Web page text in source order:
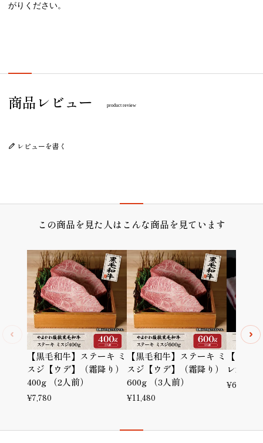
がりください。
商品レビュー product review
レビューを書く
この商品を見た人はこんな商品を見ています
【黒毛和牛】ステーキ ミ
スジ【ウデ】（霜降り）
400g （2人前）
¥7,780
【黒毛和牛】ステーキ ミ
スジ【ウデ】（霜降り）
600g （3人前）
¥11,480
【黒毛
レ200g
¥6,980